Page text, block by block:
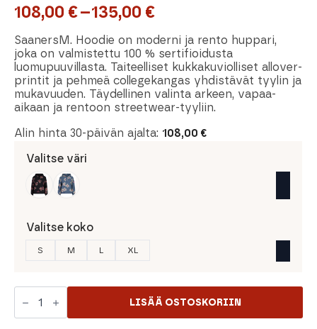
108,00 €–135,00 €
Hintaluokka:
108,00 €
-
135,00 €
SaanersM. Hoodie on moderni ja rento huppari,
joka on valmistettu 100 % sertifioidusta
luomupuuvillasta. Taiteelliset kukkakuviolliset allover-
printit ja pehmeä collegekangas yhdistävät tyylin ja
mukavuuden. Täydellinen valinta arkeen, vapaa-
aikaan ja rentoon streetwear-tyyliin.
Alin hinta 30-päivän ajalta: 108,00 €
Valitse väri
Valitse koko
S M L XL
Maloja
SaanersM.
Organic
LISÄÄ OSTOSKORIIN